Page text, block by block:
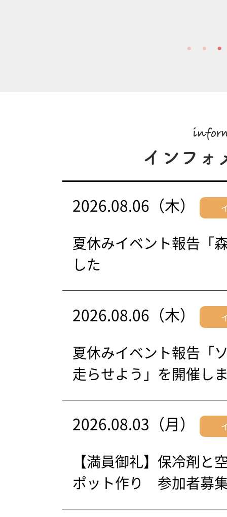
2026.08.06（木）
夏休みイベント報告「
した
2026.08.06（木）
夏休みイベント報告「
走らせよう」を開催し
2026.08.03（月）
【満員御礼】保冷剤と
ポット作り 参加者募